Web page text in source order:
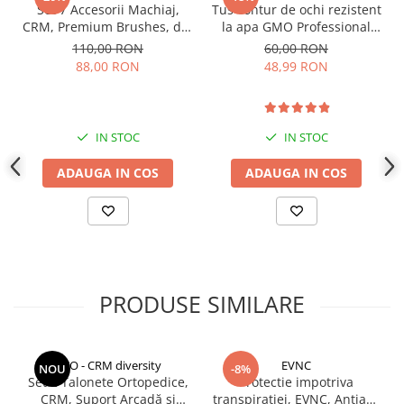
Indosariere documente
Instrumente de scris
Laminatoare documente
Obtine sprancene groase, fara durere, fara compromisuri, doar
sprancene grozave!
Este un produs inovator, care va ajuta sa va definiti sprancenele,
imitand efectul de microblading.
Aspectul de micropigmentare sprancene este acum mult mai
Set 7 Accesorii Machiaj,
CRM, Premium Brushes, din
Fibre Sintetice, cu Husă
Mov
110,00 RON
88,00 RON
IN STOC
ADAUGA IN COS
Tus contur de ochi rezistent
la apa GMO Professional
Eyeliner 5D Ink
60,00 RON
48,99 RON
IN STOC
ADAUGA IN COS
PRODUSE SIMILARE
NOUCCO - CRM diversity
Set 2 Talonete Ortopedice,
CRM, Suport Arcadă și
-8% EVNC
Protectie impotriva
transpiratiei, EVNC, Antiaxa